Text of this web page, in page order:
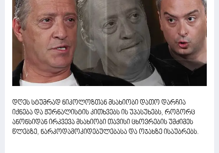
დღეს სტუმრად ნიკოლოზთან მსახიობი დათო დარჩია
იქნება და ჟურნალისტის კითხვებს ის უპასუხებს, როგორც
ანონსიდან ირკვევა მსახიობი თავისი ცხოვრების უმძიმეს
წლებზე, ნარკოდამოკიდებულებასა და ოჯახზე ისაუბრებს.